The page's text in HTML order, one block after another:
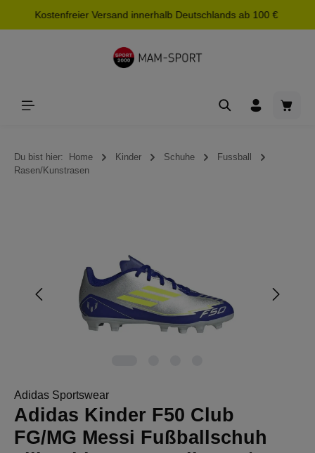
springen
Kostenfreier Versand innerhalb Deutschlands ab 100 €
Du bist hier: Home Kinder Schuhe
Fussball
Rasen/Kunstrasen
Adidas Sportswear
Adidas Kinder F50 Club
FG/MG Messi Fußballschuh